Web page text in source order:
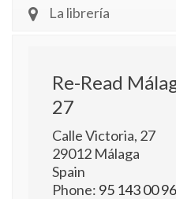
La librería
Re-Read
27
Calle Victoria, 27
29012 Málaga
Spain
Phone: 95 143 00 96